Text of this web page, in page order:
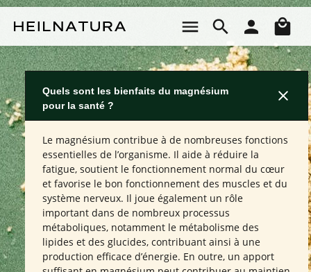
Quels sont les bienfaits du magnésium
pour la santé ?
Le magnésium contribue à de nombreuses fonctions
essentielles de l’organisme. Il aide à réduire la
fatigue, soutient le fonctionnement normal du cœur
et favorise le bon fonctionnement des muscles et du
système nerveux. Il joue également un rôle
important dans de nombreux processus
métaboliques, notamment le métabolisme des
lipides et des glucides, contribuant ainsi à une
production efficace d’énergie. En outre, un apport